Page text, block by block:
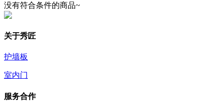
没有符合条件的商品~
关于秀匠
护墙板
室内门
服务合作